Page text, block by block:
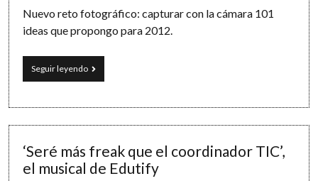
Nuevo reto fotográfico: capturar con la cámara 101
ideas que propongo para 2012.
Seguir leyendoNuevo
reto
101
2012
‘Seré más freak que el coordinador TIC’,
el musical de Edutify